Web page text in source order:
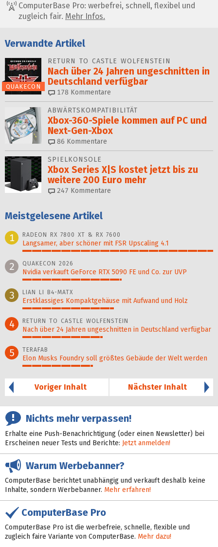
ComputerBase Pro: werbefrei, schnell, flexibel und
zugleich fair. Mehr Infos.
Verwandte Artikel
QUAKECON
RETURN TO CASTLE WOLFENSTEIN
Nach über 24 Jahren ungeschnitten in
Deutschland verfügbar
178 Kommentare
ABWÄRTSKOMPATIBILITÄT
Xbox-360-Spiele kommen auf PC und
Next-Gen-Xbox
86 Kommentare
SPIELKONSOLE
Xbox Series X|S kostet jetzt bis zu
weitere 200 Euro mehr
247 Kommentare
Meistgelesene Artikel
1
RADEON RX 7800 XT & RX 7600
Langsamer, aber schöner mit FSR Upscaling 4.1
2 QUAKECON 2026
Nvidia verkauft GeForce RTX 5090 FE und Co. zur UVP
3 LIAN LI B4-MATX
Erstklassiges Kompaktgehäuse mit Aufwand und Holz
4 RETURN TO CASTLE WOLFENSTEIN
Nach über 24 Jahren ungeschnitten in Deutschland verfügbar
5 TERAFAB
Elon Musks Foundry soll größ­tes Gebäude der Welt werden
Voriger Inhalt
Nächster Inhalt
Nichts mehr verpassen!
Erhalte eine Push-Benachrichtigung (oder einen Newsletter) bei
Erscheinen neuer Tests und Berichte: Jetzt anmelden!
Warum Werbebanner?
ComputerBase berichtet unabhängig und verkauft deshalb keine
Inhalte, sondern Werbebanner. Mehr erfahren!
ComputerBase Pro
ComputerBase Pro ist die werbefreie, schnelle, flexible und
zugleich faire Variante von ComputerBase. Mehr dazu!